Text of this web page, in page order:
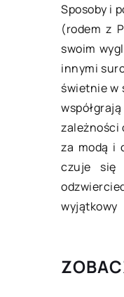
Sposoby i
(rodem z
swoim
innymi
świetnie w
zależności
za modą i
czuje się
wyjątkowy